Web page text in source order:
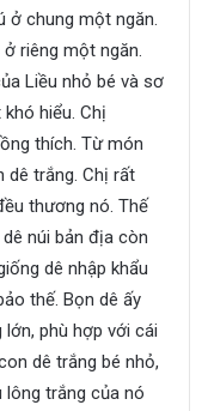
ở chung một ngăn.
riêng một ngăn.
Liều nhỏ bé và sơ
hiểu. Chị
thích. Từ món
dê trắng. Chị rất
thương nó. Thế
núi bản địa còn
dê nhập khẩu
thế. Bọn dê ấy
phù hợp với cái
dê trắng bé nhỏ,
lông trắng của nó